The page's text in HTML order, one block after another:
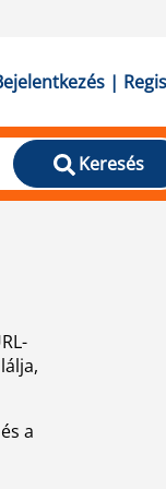
|
Keresés
a